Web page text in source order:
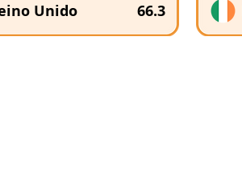
66.3
Unido